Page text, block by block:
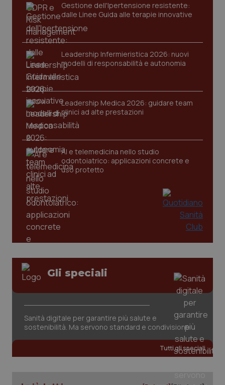
Gestione dell'Ipertensione resistente:
dalle Linee Guida alle terapie innovative
Leadership Infermieristica 2026: nuovi
modelli di responsabilità e autonomia
Leadership Medica 2026: guidare team
clinici ad alte prestazioni
AI e telemedicina nello studio
odontoiatrico: applicazioni concrete e
uso protetto
Gli speciali
Sanità digitale per garantire più salute e
sostenibilità. Ma servono standard e condivisione
Tutti gli speciali
CookieScriptConsent
session-id
www.quotidianosanita.it